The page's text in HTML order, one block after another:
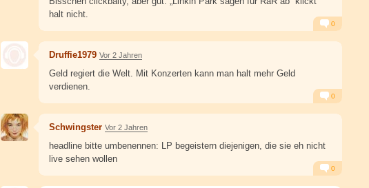
halt nicht.
Alarm Antworten
0
Druffie1979 Vor 2 Jahren
Geld regiert die Welt. Mit Konzerten kann man halt mehr Geld
verdienen.
Alarm Antworten
0
Schwingster Vor 2 Jahren
headline bitte umbenennen: LP begeistern diejenigen, die sie eh nicht
live sehen wollen
Alarm Antworten
0